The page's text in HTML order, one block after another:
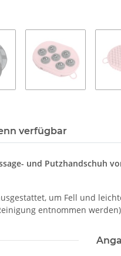
verfügbar
und Putzhandschuh
um Fell und
entnommen werden)